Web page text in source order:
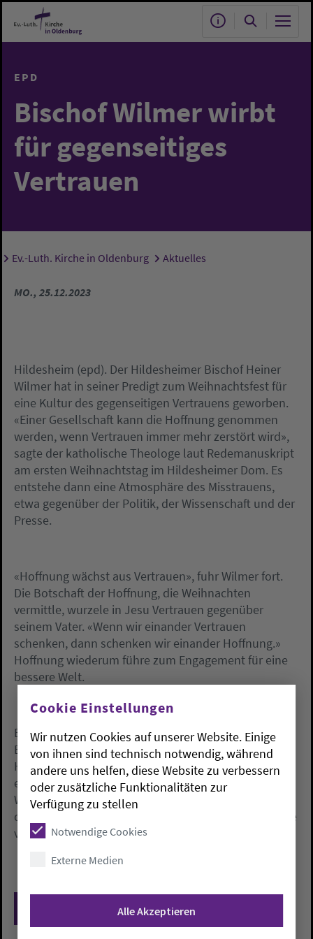
Zum Hauptinhalt springen
EPD
Bischof Wilmer wirbt
für gegenseitiges
Vertrauen
Sie sind hier:
Ev.-Luth. Kirche in Oldenburg Aktuelles
MO., 25.12.2023
Hildesheim (epd). Der Hildesheimer Bischof Heiner
Wilmer hat in seiner Predigt zum Weihnachtsfest für
eine Kultur des gegenseitigen Vertrauens geworben.
«Einer Gesellschaft kann die Hoffnung genommen
werden, wenn Vertrauen immer mehr zerstört wird»,
sagte der katholische Theologe laut Redemanuskript
am ersten Weihnachtstag im Hildesheimer Dom. Es
entstehe dann eine Atmosphäre des Misstrauens,
etwa gegenüber der Politik, der Wissenschaft und der
Presse.
«Hoffnung wächst aus Vertrauen», fuhr Wilmer fort.
Die Botschaft der Hoffnung, die Weihnachten
vermittle, wurzele in Jesu Vertrauen gegenüber
seinem Vater. «Wenn wir einander Vertrauen
schenken, dann schenken wir einander Hoffnung.»
Hoffnung wiederum führe zum Engagement für eine
bessere Welt.
Bei Lichte besehen, zeigten sich in der Welt neben
Brutalität und Verzweiflung auch viele
Hoffnungsinitiativen, etwa dort, wo Menschen für
einen bewohnbaren Planeten und eine gerechte
Weltgesellschaft eintreten. Wilmer rief die Menschen
dazu auf, «Freudenbotinnen und -boten» zu sein, «die
versuchen, die Hoffnung zu leben».
Cookie Einstellungen
Wir nutzen Cookies auf unserer Website. Einige
von ihnen sind technisch notwendig, während
andere uns helfen, diese Website zu verbessern
oder zusätzliche Funktionalitäten zur
Verfügung zu stellen
Notwendige Cookies
Externe Medien
Alle Akzeptieren